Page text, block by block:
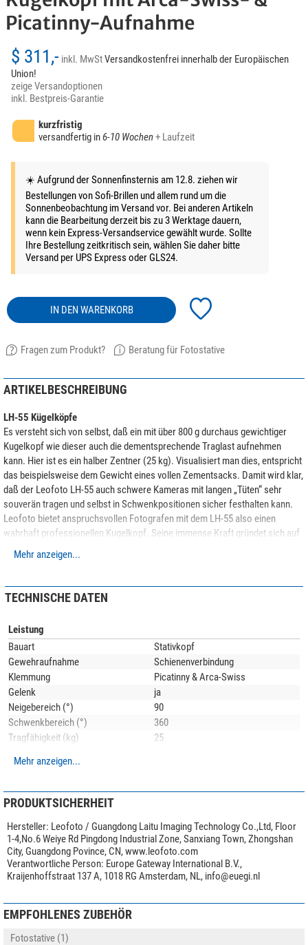
Picatinny-Aufnahme
$ 311,- inkl. MwStVersandkostenfrei innerhalb der Europäischen
Union!
zeige Versandoptionen
inkl. Bestpreis-Garantie
kurzfristig
versandfertig in6-10 Wochen+ Laufzeit
☀️ Aufgrund der Sonnenfinsternis am 12.8. ziehen wir
Bestellungen von Sofi-Brillen und allem rund um die
Sonnenbeobachtung im Versand vor. Bei anderen Artikeln
kann die Bearbeitung derzeit bis zu 3 Werktage dauern,
wenn kein Express-Versandservice gewählt wurde. Sollte
Ihre Bestellung zeitkritisch sein, wählen Sie daher bitte
Versand per UPS Express oder GLS24.
IN DEN WARENKORB
Fragen zum Produkt? Beratung für Fotostative
ARTIKELBESCHREIBUNG
LH-55 Kügelköpfe
Es versteht sich von selbst, daß ein mit über 800 g durchaus gewichtiger
Kugelkopf wie dieser auch die dementsprechende Traglast aufnehmen
kann. Hier ist es ein halber Zentner (25 kg). Visualisiert man dies, entspricht
das beispielsweise dem Gewicht eines vollen Zementsacks. Damit wird klar,
daß der Leofoto LH-55 auch schwere Kameras mit langen „Tüten“ sehr
souverän tragen und selbst in Schwenkpositionen sicher festhalten kann.
Leofoto bietet anspruchsvollen Fotografen mit dem LH-55 also einen
wahrhaft professionellen Kugelkopf. Seine immense Kraft gründet sich auf
Material und Technik: Keine gewöhnliche, sondern eine hochdichte, somit
extrem beanspruchbare Flugzeugaluminium-Legierung (hier schwarz
vollkommen akkurat gefräst.
sowohl zur Aufnahme von Arca-Swiss Kupplungen sowie für die Aufnahme
von Weaver- bzw. Picatinny-Schienen geeignet ist. Dadurch können Sie ihr
Stativ sowohl für die klassische Fotografie, wie auch als Zielstock
verwenden.
Eine Schnellwechselplatte ist
im Lieferumfang!
Für die Metallteile verwendet Leofoto die hochwertige
Legierungmit Magnesium und Silizium als Legierungsbestandteile. Dieses
Zähigkeit aus. Die Streckgrenze ist vergleichbar mit Baustahl. Alle Teile
und sind dadurch deutlichstabiler als Gußteile. Auch hier macht Leofoto
keine Kompromisse!
Anwendungsbeispiel(e)zeigen optionales Zubehör bzw. das Produkt in
Verbindung mit anderen Artikeln.
Mehr anzeigen...
TECHNISCHE DATEN
Leistung
Bauart
Stativkopf
Gewehraufnahme
Schienenverbindung
Klemmung
Picatinny & Arca-Swiss
Gelenk
ja
Neigebereich (°)
90
Schwenkbereich (°)
360
Tragfähigkeit (kg)
25
Besonderheiten
Stativkopf
Allgemein
Material
Aluminium
Farbe
schwarz/silber
Höhe (mm)
98
Serie
LH
Anwendungsgebiete
Mehr anzeigen...
PRODUKTSICHERHEIT
Hersteller: Leofoto / Guangdong Laitu Imaging Technology Co.,Ltd, Floor
1-4,No.6 Weiye Rd Pingdong Industrial Zone, Sanxiang Town, Zhongshan
City, Guangdong Povince, CN, www.leofoto.com
Verantwortliche Person: Europe Gateway International B.V.,
Kraijenhoffstraat 137 A, 1018 RG Amsterdam, NL, info@euegi.nl
EMPFOHLENES ZUBEHÖR
Fotostative (1)